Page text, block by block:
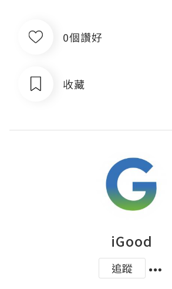
0個讚好
收藏
iGood
追蹤